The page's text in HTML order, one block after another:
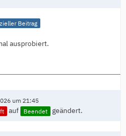
Beitrag
ausprobiert.
um 21:45
auf Beendet geändert.